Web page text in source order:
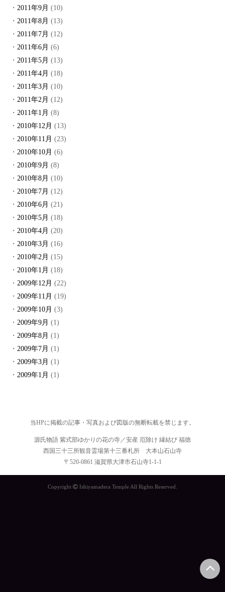
2011年9月 (10)
2011年8月 (13)
2011年7月 (12)
2011年6月 (6)
2011年5月 (13)
2011年4月 (18)
2011年3月 (10)
2011年2月 (12)
2011年1月 (8)
2010年12月 (13)
2010年11月 (23)
2010年10月 (6)
2010年9月 (8)
2010年8月 (10)
2010年7月 (12)
2010年6月 (21)
2010年5月 (18)
2010年4月 (20)
2010年3月 (16)
2010年2月 (15)
2010年1月 (18)
2009年12月 (22)
2009年11月 (19)
2009年10月 (3)
2009年9月 (1)
2009年8月 (1)
2009年7月 (1)
2009年3月 (1)
2009年1月 (1)
当HPに掲載の記事・写真および図版の無断転載を禁じます。
源氏物語 紫式部ゆかりの花の寺／安産 厄除け 縁結び 福徳
西国三十三所観音霊場第十三番札所 大本山石山寺
〒520-0861 滋賀県大津市石山寺1-1-1
Copyright Ishiyamadera Temple All Rights Reserved.